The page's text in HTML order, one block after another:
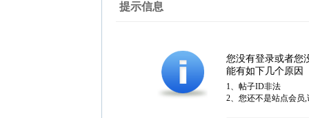
提示信息
您没有登录或者您
能有如下几个原因
1、帖子ID非法
2、您还不是站点会员